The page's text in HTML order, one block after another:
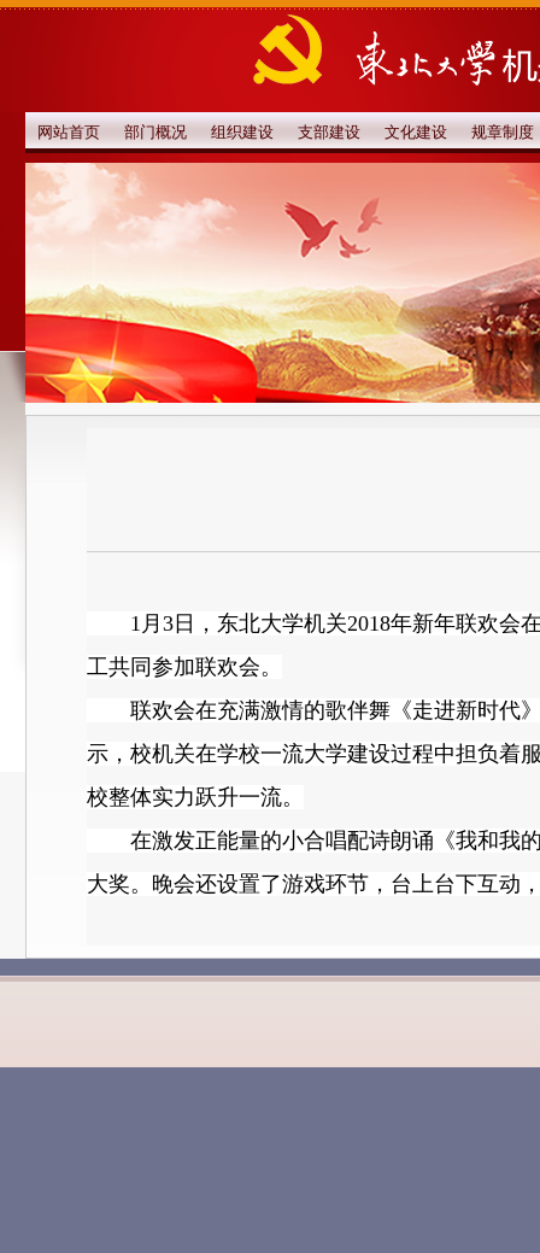
网站首页 部门概况 组织建设 支部建设 文化建设 规章制度
1 月 3 日， 东北大学机关2018年新年联欢会
工共同参加联欢会。
联欢会在充满激情的歌伴舞《走进新时代》
示，校机关在学校一流大学建设过程中担负着
校整体实力跃升一流。
在激发正能量的小合唱配诗朗诵《我和我
大奖。晚会还设置了游戏环节，台上台下互动